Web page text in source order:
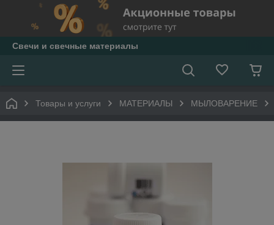
Свечи и свечные материалы
Товары и услуги МАТЕРИАЛЫ МЫЛОВАРЕНИЕ